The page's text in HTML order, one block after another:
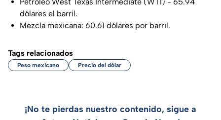
dólares el barril.
Mezcla mexicana: 60.61 dólares por barril.
Tags relacionados
Peso mexicano Precio del dólar
¡No te pierdas nuestro contenido, sigue a